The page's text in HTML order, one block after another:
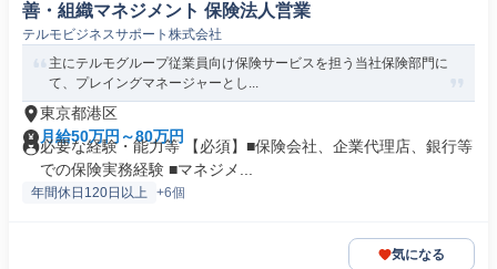
善・組織マネジメント 保険法人営業
テルモビジネスサポート株式会社
主にテルモグループ従業員向け保険サービスを担う当社保険部門に
て、プレイングマネージャーとし...
東京都港区
月給50万円～80万円
必要な経験・能力等 【必須】■保険会社、企業代理店、銀行等
での保険実務経験 ■マネジメ...
年間休日120日以上 +6個
気になる